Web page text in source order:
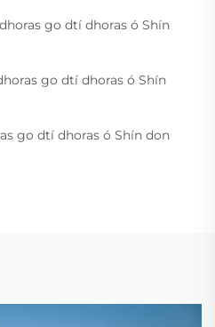
go dtí dhoras ó Shín
go dtí dhoras ó Shín
go dtí dhoras ó Shín don